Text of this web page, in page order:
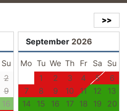
>>
Su
2
9
16
September 2026
Mo Tu We Th Fr Sa Su
1
2 3 4 5
6
7
8 9 10 11 12
13
14
15 16 17 18 19
20